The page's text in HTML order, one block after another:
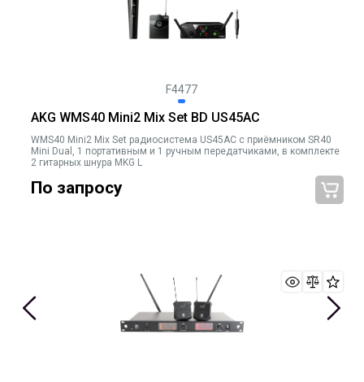
F4477
AKG WMS40 Mini2 Mix Set BD US45AC
WMS40 Mini2 Mix Set радиосистема US45AC с приёмником SR40
Mini Dual, 1 портативным и 1 ручным передатчиками, в комплекте
2 гитарных шнура MKG L
По запросу